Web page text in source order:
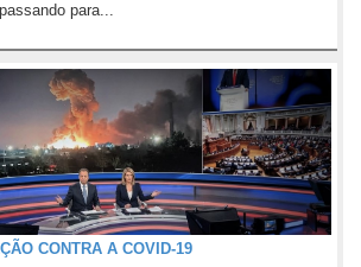
para...
CONTRA A COVID-19